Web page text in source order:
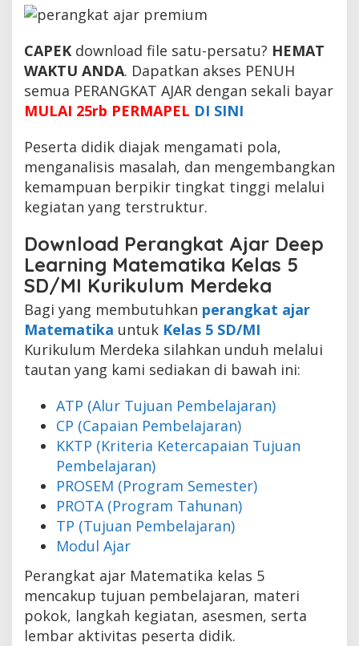
CAPEK download file satu-persatu? HEMAT
WAKTU ANDA. Dapatkan akses PENUH
semua PERANGKAT AJAR dengan sekali bayar
MULAI 25rb PERMAPEL DI SINI
Peserta didik diajak mengamati pola,
menganalisis masalah, dan mengembangkan
kemampuan berpikir tingkat tinggi melalui
kegiatan yang terstruktur.
Download Perangkat Ajar Deep
Learning Matematika Kelas 5
SD/MI Kurikulum Merdeka
Bagi yang membutuhkan perangkat ajar
Matematika untuk Kelas 5 SD/MI
Kurikulum Merdeka silahkan unduh melalui
tautan yang kami sediakan di bawah ini:
ATP (Alur Tujuan Pembelajaran)
CP (Capaian Pembelajaran)
KKTP (Kriteria Ketercapaian Tujuan
Pembelajaran)
PROSEM (Program Semester)
PROTA (Program Tahunan)
TP (Tujuan Pembelajaran)
Modul Ajar
Perangkat ajar Matematika kelas 5
mencakup tujuan pembelajaran, materi
pokok, langkah kegiatan, asesmen, serta
lembar aktivitas peserta didik.